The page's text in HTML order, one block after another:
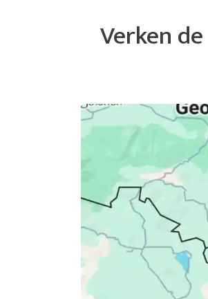
Verken